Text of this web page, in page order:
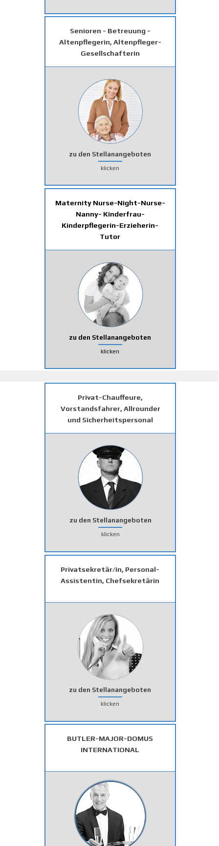
zu den Stellanangeboten
klicken
Senioren - Betreuung -
Altenpflegerin, Altenpfleger-
Gesellschafterin
zu den Stellanangeboten
klicken
Maternity Nurse-Night-Nurse-
Nanny- Kinderfrau-
Kinderpflegerin-Erzieherin-
Tutor
zu den Stellanangeboten
klicken
Privat-Chauffeure,
Vorstandsfahrer, Allrounder
und Sicherheitspersonal
zu den Stellanangeboten
klicken
Privatsekretär/in, Personal-
Assistentin, Chefsekretärin
BUTLER-MAJOR-DOMUS
INTERNATIONAL